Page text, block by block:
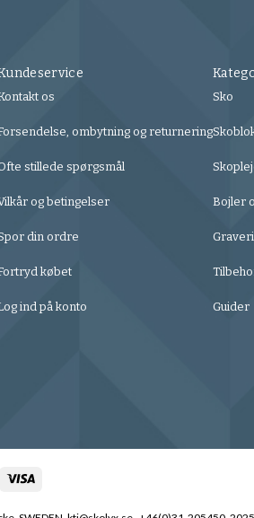
os
ombytning og returnering
stillede spørgsmål
og betingelser
din ordre
købet
ind på konto
Sko
Bojler
Guider